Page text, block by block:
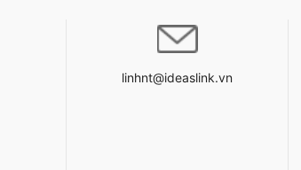
linhnt@ideaslink.vn